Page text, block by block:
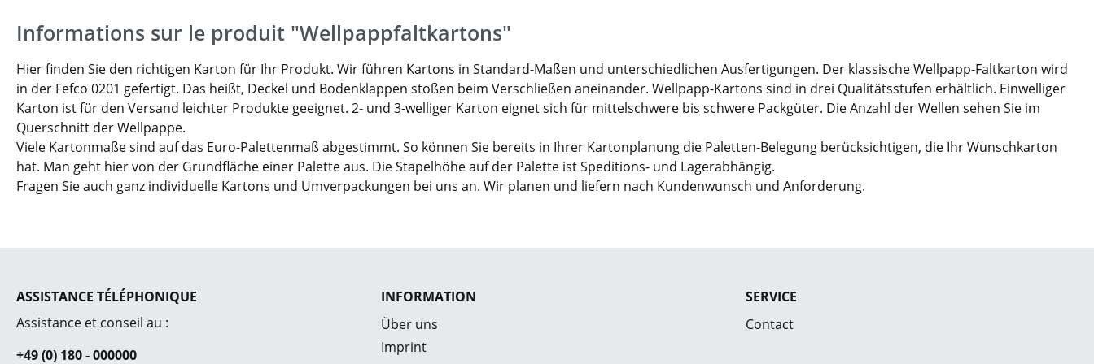
Informations sur le produit "Wellpappfaltkartons"
Hier finden Sie den richtigen Karton für Ihr Produkt. Wir führen Kartons in Standard-Maßen und unterschiedlichen Ausfertigungen. Der klassische Wellpapp-Faltkarton wird
in der Fefco 0201 gefertigt. Das heißt, Deckel und Bodenklappen stoßen beim Verschließen aneinander. Wellpapp-Kartons sind in drei Qualitätsstufen erhältlich. Einwelliger
Karton ist für den Versand leichter Produkte geeignet. 2- und 3-welliger Karton eignet sich für mittelschwere bis schwere Packgüter. Die Anzahl der Wellen sehen Sie im
Querschnitt der Wellpappe.
Viele Kartonmaße sind auf das Euro-Palettenmaß abgestimmt. So können Sie bereits in Ihrer Kartonplanung die Paletten-Belegung berücksichtigen, die Ihr Wunschkarton
hat. Man geht hier von der Grundfläche einer Palette aus. Die Stapelhöhe auf der Palette ist Speditions- und Lagerabhängig.
Fragen Sie auch ganz individuelle Kartons und Umverpackungen bei uns an. Wir planen und liefern nach Kundenwunsch und Anforderung.
ASSISTANCE TÉLÉPHONIQUE
Assistance et conseil au :
+49 (0) 180 - 000000
INFORMATION
Über uns
Imprint
SERVICE
Contact